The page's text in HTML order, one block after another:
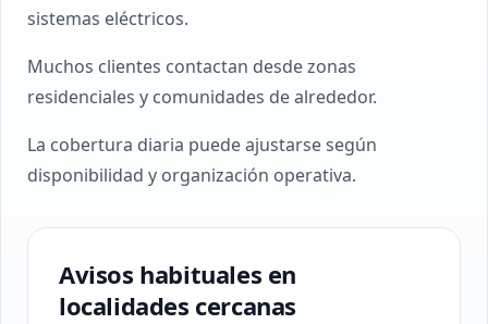
sistemas eléctricos.
Muchos clientes contactan desde zonas
residenciales y comunidades de alrededor.
La cobertura diaria puede ajustarse según
disponibilidad y organización operativa.
Avisos habituales en
localidades cercanas